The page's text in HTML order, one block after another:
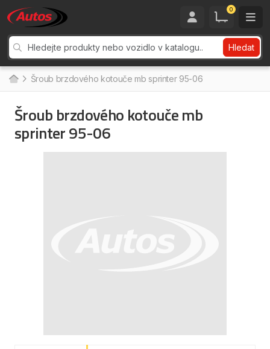
0
Hledat
Šroub brzdového kotouče mb sprinter 95-06
Šroub brzdového kotouče mb
sprinter 95-06